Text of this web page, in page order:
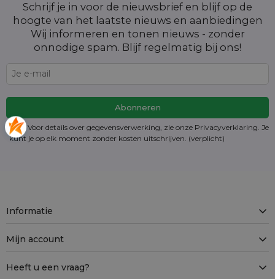
Schrijf je in voor de nieuwsbrief en blijf op de
hoogte van het laatste nieuws en aanbiedingen
Wij informeren en tonen nieuws - zonder
onnodige spam. Blijf regelmatig bij ons!
Voor details over gegevensverwerking, zie onze Privacyverklaring. Je
kunt je op elk moment zonder kosten uitschrijven. (verplicht)
Informatie
Mijn account
Heeft u een vraag?